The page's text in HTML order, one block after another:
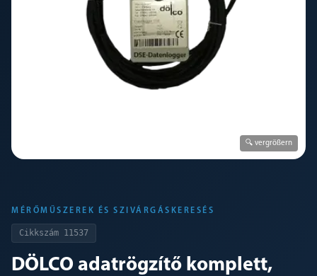
🔍 vergrößern
MÉRŐMŰSZEREK ÉS SZIVÁRGÁSKERESÉS
Cikkszám 11537
DÖLCO adatrögzítő komplett,